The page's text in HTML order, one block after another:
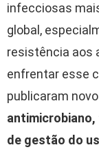
infecciosas
global,
resistência aos
enfrentar esse
publicaram
antimicrobiano,
de gestão do